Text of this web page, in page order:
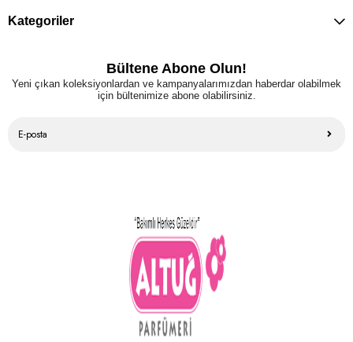
Kategoriler
Bültene Abone Olun!
Yeni çıkan koleksiyonlardan ve kampanyalarımızdan haberdar olabilmek
için bültenimize abone olabilirsiniz.